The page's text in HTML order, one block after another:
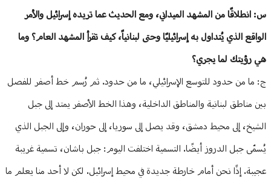
س: انطلاقًا من المشهد الميداني، ومع الحديث عما تريده إسرائيل والأمر
الواقع الذي يُتداول به إسرائيليًا وحتى لبنانياً، كيف تقرأ المشهد العام؟ وما
هي رؤيتك لما يجري؟
ج: ما من حدود للتوسع الإسرائيلي، ما من حدود. ثم رُسم خط أصفر للفصل
بين مناطق لبنانية والمناطق الداخلية، وهذا الخط الأصفر يمتد إلى جبل
الشيخ، إلى محيط دمشق، وقد يصل إلى سوريا، إلى حوران، وإلى الجبل الذي
يُسمّى جبل الدروز أيضًا. التسمية اختلفت اليوم: جبل باشان، تسمية غريبة
عجيبة. إذًا نحن أمام خارطة جديدة في محيط إسرائيل. لكن لا أحد منا يعلم ما